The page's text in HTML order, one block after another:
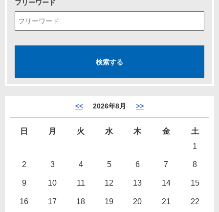
フリーワード
<< 2026年8月 >>
日 月 火 水 木 金
土
1
2 3 4 5 6 7 8
9 10 11 12 13 14 15
16 17 18 19 20 21 22